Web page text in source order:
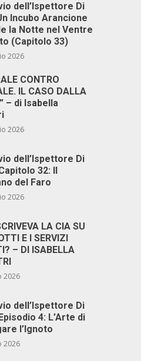
dell’Ispettore Di
Incubo Arancione
la Notte nel Ventre
(Capitolo 33)
2026
CONTRO
IL CASO DALLA
– di Isabella
2026
dell’Ispettore Di
32: Il
del Faro
2026
LA CIA SU
E I SERVIZI
– DI ISABELLA
2026
dell’Ispettore Di
4: L’Arte di
l’Ignoto
2026